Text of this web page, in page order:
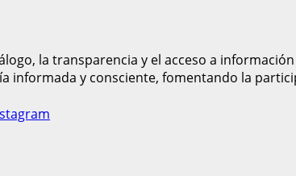
la transparencia y el acceso a
informada y consciente, fomentando la